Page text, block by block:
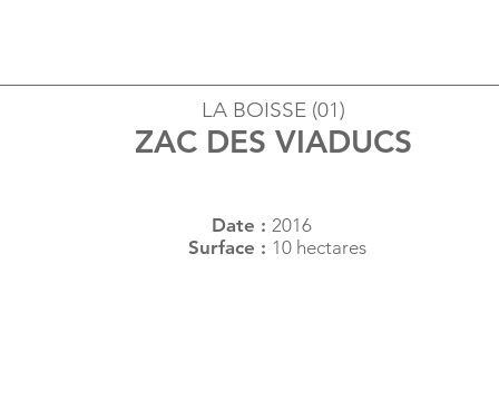
ZAC DES VIADUCS
LA BOISSE (01)
Date :
Surface :
2016
10 hectares